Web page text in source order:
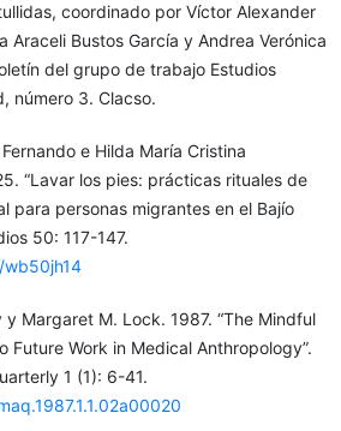
coordinado por Víctor Alexander
Araceli Bustos García y Andrea Verónica
del grupo de trabajo Estudios
número 3. Clacso.
e Hilda María Cristina
“Lavar los pies: prácticas rituales de
para personas migrantes en el Bajío
50: 117-147.
Margaret M. Lock. 1987. “The Mindful
Future Work in Medical Anthropology”.
1 (1): 6-41.